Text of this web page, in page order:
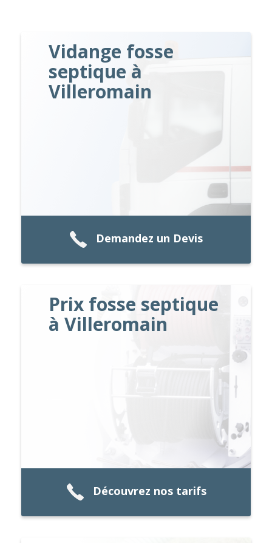
Vidange fosse
septique à
Villeromain
Demandez un Devis
Prix fosse septique
à Villeromain
Découvrez nos tarifs